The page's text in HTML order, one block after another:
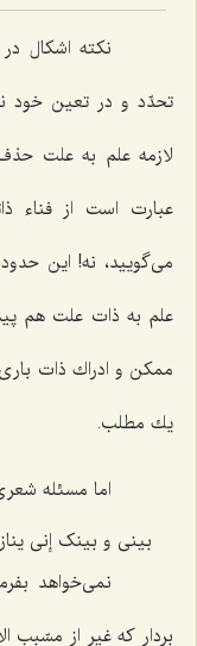
نكته اشكال
تحدّد و در تعین خود
لازمه علم به علت
عبارت است از فناء
مى‌گویید، نه! این
علم به ذات علت هم
ممكن و ادراك ذات
یك مطلب.
اما مسئله
بینى و بینک إنى
نمى‌خواهد
بردار كه غیر از